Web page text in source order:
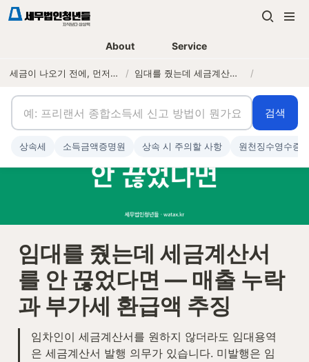
About Service
세금이 나오기 전에, 먼저 연락하는 세무법인 / 임대를 줬는데 세금계산서를 안 끊었다면 — 매출 누락과 부가세 환급액 추징 /
임대를 줬는데 세금계산서
를 안 끊었다면 — 매출 누락
과 부가세 환급액 추징
임차인이 세금계산서를 원하지 않더라도 임대용역
은 세금계산서 발행 의무가 있습니다. 미발행은 임
검색
상속세 소득금액증명원 상속 시 주의할 사항 원천징수영수증